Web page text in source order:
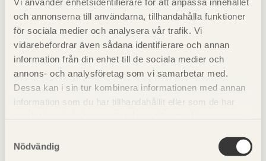
och annonserna till användarna, tillhandahålla funktioner
för sociala medier och analysera vår trafik. Vi
vidarebefordrar även sådana identifierare och annan
information från din enhet till de sociala medier och
annons- och analysföretag som vi samarbetar med.
Dessa kan i sin tur kombinera informationen med annan
information som du har tillhandahållit eller som de har
Nödvändig
Utvändiga
panelbrädor och
vindskivor
G4-2
eller
bättre
Gran
Invändiga panelbrädor
eller
bättre
Furu och gran
invändiga snickerier
eller
Furu och gran